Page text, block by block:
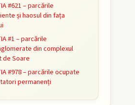
#621 – parcările
și haosul din fața
#1 – parcările
din complexul
de Soare
#978 – parcările ocupate
permanenți